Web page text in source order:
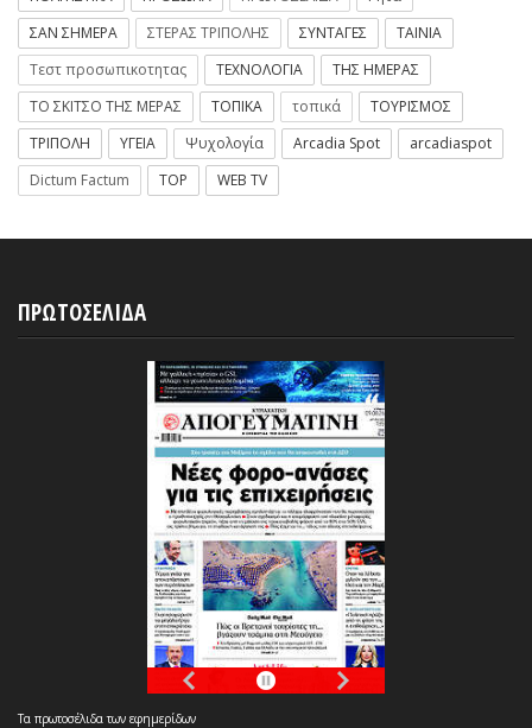
ΣΑΝ ΣΗΜΕΡΑ
ΣΤΕΡΑΣ ΤΡΙΠΟΛΗΣ ΣΥΝΤΑΓΕΣ
ΤΑΙΝΙΑ
Τεστ προσωπικοτητας
ΤΕΧΝΟΛΟΓΙΑ
ΤΗΣ ΗΜΕΡΑΣ
ΤΟ ΣΚΙΤΣΟ ΤΗΣ ΜΕΡΑΣ
ΤΟΠΙΚΑ τοπικά
ΤΟΥΡΙΣΜΟΣ
ΤΡΙΠΟΛΗ
ΥΓΕΙΑ Ψυχολογία Arcadia Spot
arcadiaspot
Dictum Factum
TOP WEB TV
ΠΡΩΤΟΣΕΛΙΔΑ
Τα πρωτοσέλιδατων εφημερίδων